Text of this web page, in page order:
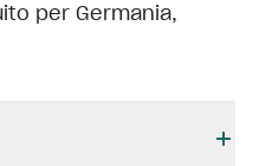
per Germania,